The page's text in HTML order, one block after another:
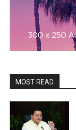
MOST READ